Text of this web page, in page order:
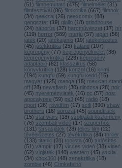
(51) filmbemutató (475) filmelmélet (31)
filmfesztivál (86) filmkritika (667) filmnoir
(34) geekzaj (26) geexcomix (88)
gengszter (19) giallo (18) grindhouse
(24) háborús (37) harcművészet (17) hír
(119) horror (589) interjú (57) japán (56)
játék (20) játékajánló (19) játékelőzetes
(45) játékkritika (25) kaland (107)
képregény (77) képregényelmélet (38)
képregénykritika (223) képregény
adaptáció (82) klasszikus (58)
könyvkritika (128) konzol (16) krimi
(194) kungfu (59) kungfu kedd (15)
magyar (125) manga (18) mexican stand
off (28) newsflash (30) nindzsa (28) noir
(45) nyereményjáték (16) pc (57) post
apocalypse (59) ps3 (45) rádió (18)
riport (26) rövidfilm (17) scifi (390) shaw
brothers (16) sorozat (45) soundtrack
(15) star wars (18) szolgálati közlemény
(76) szombati videó (17) szuperhős
(131) társasjáték (28) teljes film (22)
tévéelőzetes (27) tévékritika (84) thriller
(133) titanic (31) toplista (40) tudósítás
(51) vámpír (17) vicces videó (38) videó
(62) vígjáték (140) western (45) wuxia
(34) xbox360 (48) zenekritika (18)
zombie (46) Címkefelhő